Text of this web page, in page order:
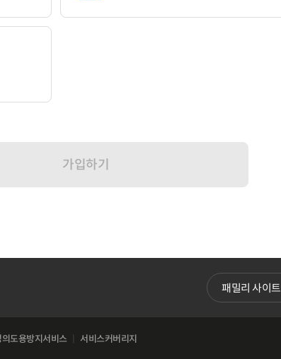
가입하기
패밀리 사이트
의도용방지서비스 서비스커버리지